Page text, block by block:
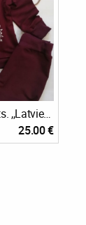
Bordo tonī komplekts. ,,Latvietis.. 68-128.izm.
25.00 €